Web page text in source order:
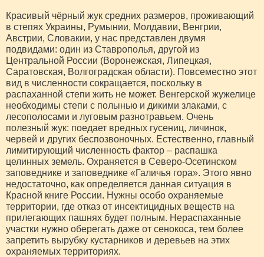
Красивый чёрный жук средних размеров, проживающий
в степях Украины, Румынии, Молдавии, Венгрии,
Австрии, Словакии, у нас представлен двумя
подвидами: один из Ставрополья, другой из
Центральной России (Воронежская, Липецкая,
Саратовская, Волгоградская области). Повсеместно этот
вид в численности сокращается, поскольку в
распаханной степи жить не может. Венгерской жужелице
необходимы степи с полынью и дикими злаками, с
лесополосами и луговым разнотравьем. Очень
полезный жук: поедает вредных гусениц, личинок,
червей и других беспозвоночных. Естественно, главный
лимитирующий численность фактор – распашка
целинных земель. Охраняется в Северо-Осетинском
заповеднике и заповеднике «Галичья гора». Этого явно
недостаточно, как определяется данная ситуация в
Красной книге России. Нужны особо охраняемые
территории, где отказ от инсектицидных веществ на
прилегающих пашнях будет полным. Нераспаханные
участки нужно оберегать даже от сенокоса, тем более
запретить вырубку кустарников и деревьев на этих
охраняемых территориях.